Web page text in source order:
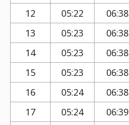
12
05:22 06:38
13
05:23 06:38
14
05:23 06:38
15
05:23 06:38
16
05:24 06:38
17
05:24 06:39